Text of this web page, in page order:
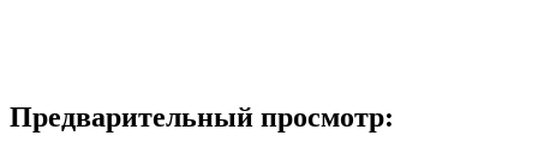
Предварительный просмотр: